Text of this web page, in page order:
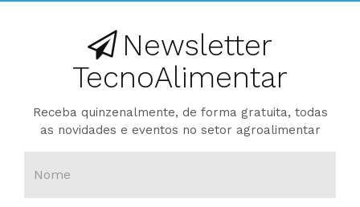
Newsletter
TecnoAlimentar
Receba quinzenalmente, de forma gratuita, todas
as novidades e eventos no setor agroalimentar